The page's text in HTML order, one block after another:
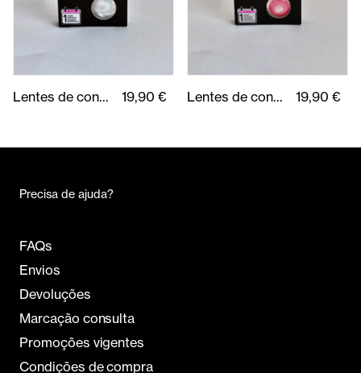
Lentes de contacto fantasia Glow UV White (2Uds) 19,90 € Lentes de contacto fantasia Glow UV Pink (2Uds) 19,90 €
Precisa de ajuda?
FAQs
Envios
Devoluções
Marcação consulta
Promoções vigentes
Condições de compra